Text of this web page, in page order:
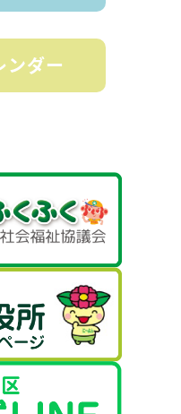
ンダー